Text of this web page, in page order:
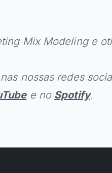
Mix Modeling e
nossas redes
e no Spotify.